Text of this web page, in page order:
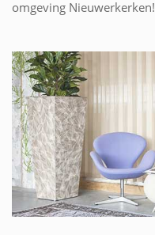
omgeving Nieuwerkerken!